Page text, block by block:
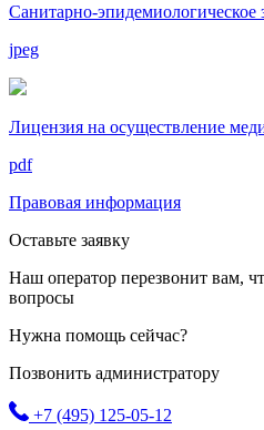
Санитарно-эпидемиологическое
jpeg
Лицензия на осуществление
pdf
Правовая информация
Оставьте заявку
Наш оператор перезвонит вам,
вопросы
Нужна помощь сейчас?
Позвонить администратору
+7 (495) 125-05-12